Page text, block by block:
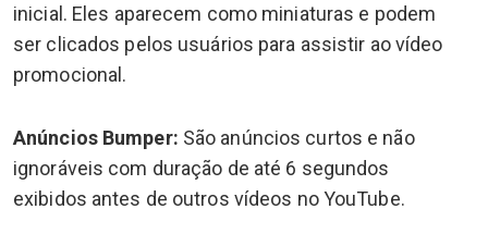
inicial. Eles aparecem como miniaturas e podem
ser clicados pelos usuários para assistir ao vídeo
promocional.
Anúncios Bumper: São anúncios curtos e não
ignoráveis com duração de até 6 segundos
exibidos antes de outros vídeos no YouTube.